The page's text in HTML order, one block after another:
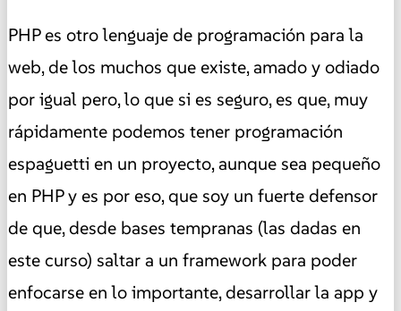
PHP es otro lenguaje de programación para la
web, de los muchos que existe, amado y odiado
por igual pero, lo que si es seguro, es que, muy
rápidamente podemos tener programación
espaguetti en un proyecto, aunque sea pequeño
en PHP y es por eso, que soy un fuerte defensor
de que, desde bases tempranas (las dadas en
este curso) saltar a un framework para poder
enfocarse en lo importante, desarrollar la app y